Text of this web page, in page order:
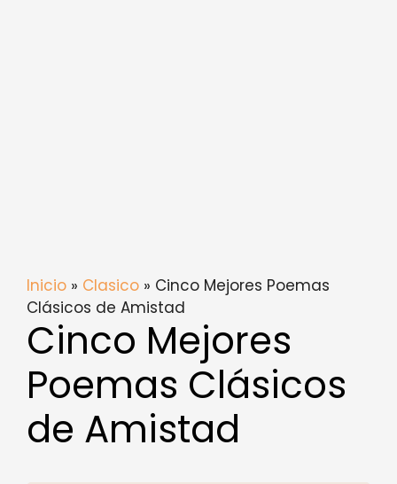
Inicio » Clasico » Cinco Mejores Poemas
Clásicos de Amistad
Cinco Mejores
Poemas Clásicos
de Amistad